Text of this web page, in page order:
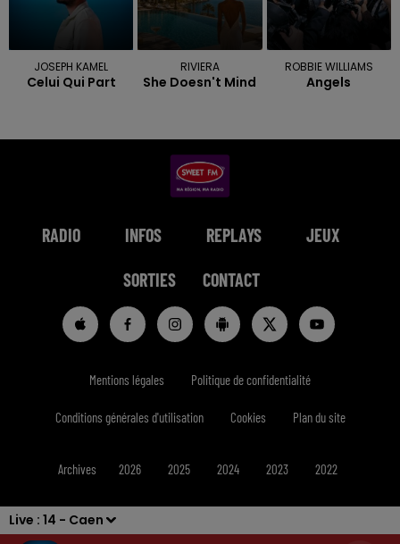
Live : 14 - Caen
JOSEPH KAMEL
Celui Qui Part
RIVIERA
She Doesn't Mind
ROBBIE WILLIAMS
Angels
RADIO INFOS REPLAYS JEUX
SORTIES CONTACT
Mentions légales Politique de confidentialité
Conditions générales d'utilisation Cookies Plan du site
Archives 2026 2025 2024 2023 2022